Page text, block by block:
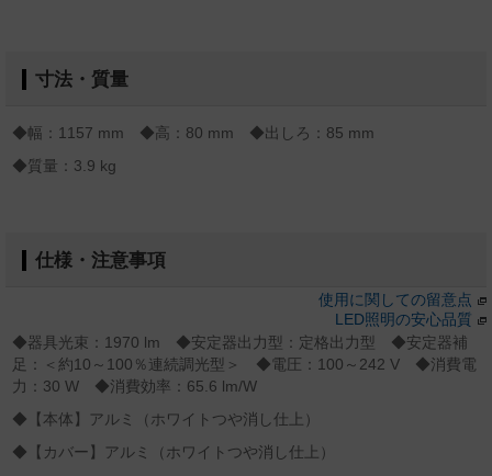
寸法・質量
◆幅：1157 mm ◆高：80 mm ◆出しろ：85 mm
◆質量：3.9 kg
仕様・注意事項
使用に関しての留意点
LED照明の安心品質
◆器具光束：1970 lm ◆安定器出力型：定格出力型 ◆安定器補
足：＜約10～100％連続調光型＞ ◆電圧：100～242 V ◆消費電
力：30 W ◆消費効率：65.6 lm/W
◆【本体】アルミ（ホワイトつや消し仕上）
◆【カバー】アルミ（ホワイトつや消し仕上）